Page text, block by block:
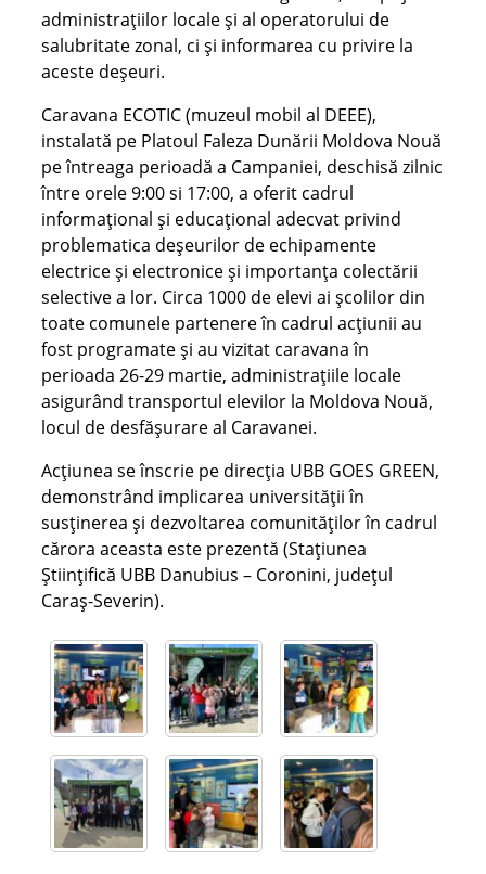
administrațiilor locale și al operatorului de
salubritate zonal, ci și informarea cu privire la
aceste deșeuri.
Caravana ECOTIC (muzeul mobil al DEEE),
instalată pe Platoul Faleza Dunării Moldova Nouă
pe întreaga perioadă a Campaniei, deschisă zilnic
între orele 9:00 si 17:00, a oferit cadrul
informațional și educațional adecvat privind
problematica deșeurilor de echipamente
electrice și electronice și importanța colectării
selective a lor. Circa 1000 de elevi ai școlilor din
toate comunele partenere în cadrul acțiunii au
fost programate și au vizitat caravana în
perioada 26-29 martie, administrațiile locale
asigurând transportul elevilor la Moldova Nouă,
locul de desfășurare al Caravanei.
Acțiunea se înscrie pe direcția UBB GOES GREEN,
demonstrând implicarea universității în
susținerea și dezvoltarea comunităților în cadrul
cărora aceasta este prezentă (Stațiunea
Științifică UBB Danubius – Coronini, județul
Caraș-Severin).